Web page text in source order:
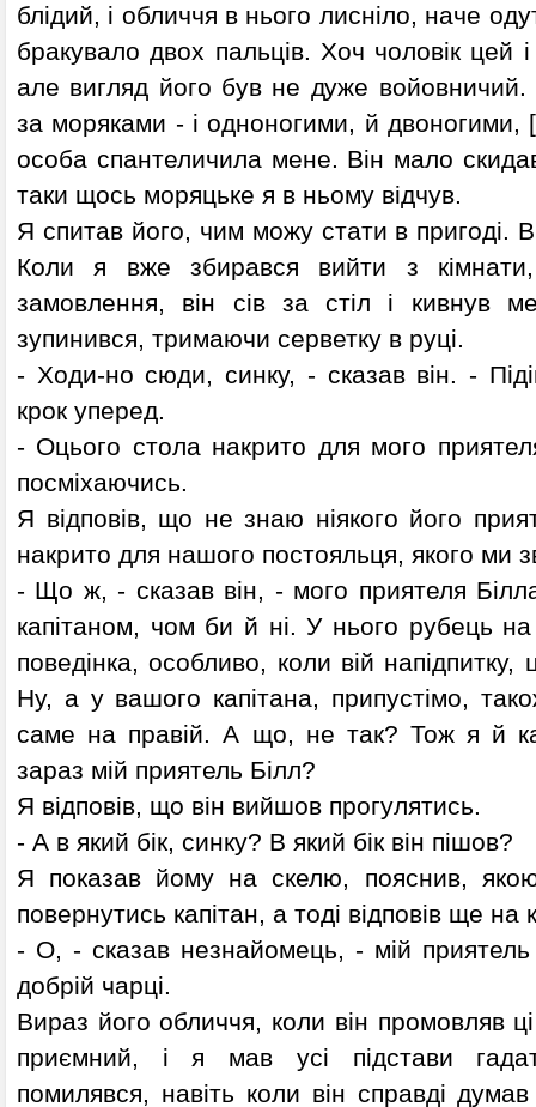
блідий, і обличчя в нього лисніло, наче
бракувало двох пальців. Хоч чоловік цей
але вигляд його був не дуже
за моряками - і одноногими, й двоногими,
особа спантеличила мене. Він мало
таки щось моряцьке я в ньому відчув.
Я спитав його, чим можу стати в пригоді.
Коли я вже збирався вийти з
замовлення, він сів за стіл і кивнув
зупинився, тримаючи серветку в руці.
- Ходи-но сюди, синку, - сказав він. -
крок уперед.
- Оцього стола накрито для мого
посміхаючись.
Я відповів, що не знаю ніякого його
накрито для нашого постояльця, якого ми
- Що ж, - сказав він, - мого приятеля
капітаном, чом би й ні. У нього рубець
поведінка, особливо, коли вій
Ну, а у вашого капітана, припустімо,
саме на правій. А що, не так? Тож я й
зараз мій приятель Білл?
Я відповів, що він вийшов прогулятись.
- А в який бік, синку? В який бік він пішов?
Я показав йому на скелю, пояснив,
повернутись капітан, а тоді відповів ще на
- О, - сказав незнайомець, - мій приятель
добрій чарці.
Вираз його обличчя, коли він промовляв
приємний, і я мав усі підстави
помилявся, навіть коли він справді